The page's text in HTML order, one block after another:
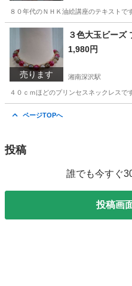
８０年代のＮＨＫ油絵講座のテキストで
神奈川 鎌倉市 湘南深沢駅
売ります
３色大玉ビーズ
1,980円
湘南深沢駅
４０ｃｍほどのプリンセスネックレス
ページTOPへ
投稿
誰でも今すぐ
投稿画